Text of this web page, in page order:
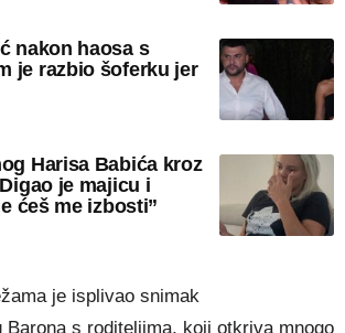
nakon haosa s
je razbio šoferku jer
Harisa Babića kroz
je majicu i
ćeš me izbosti”
je isplivao snimak
Barona s roditeljima, koji otkriva mnogo